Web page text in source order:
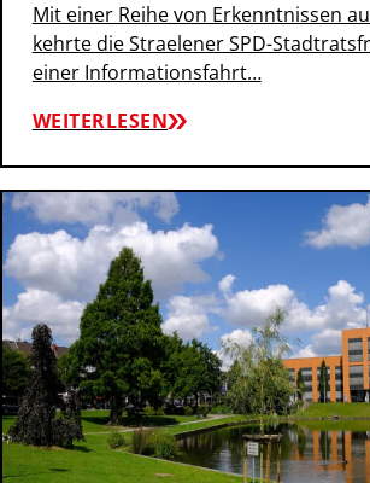
Mit einer Reihe von Erkenntnissen
kehrte die Straelener SPD-
einer Informationsfahrt…
WEITERLESEN